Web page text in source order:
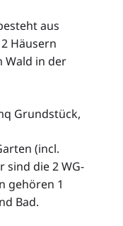
aus
Häusern
Wald in der
Grundstück,
(incl.
sind die 2 WG-
gehören 1
Bad.